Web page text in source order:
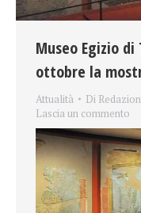
Museo Egizio
ottobre la
Attualità Di
Lascia un commento